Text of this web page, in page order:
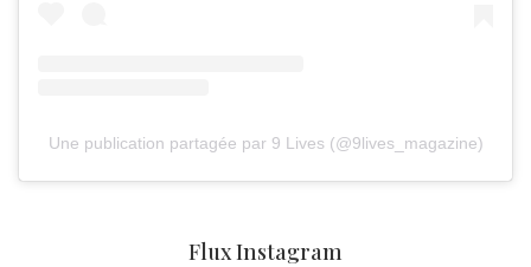
Une publication partagée par 9 Lives (@9lives_magazine)
Flux Instagram